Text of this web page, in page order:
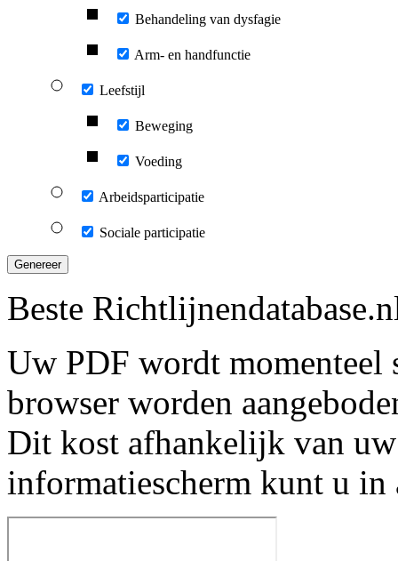
Behandeling van dysfagie
Arm- en handfunctie
Leefstijl
Beweging
Voeding
Arbeidsparticipatie
Sociale participatie
Genereer
Beste
Uw PDF wordt momenteel
browser worden
Dit kost afhankelijk van
informatiescherm kunt u